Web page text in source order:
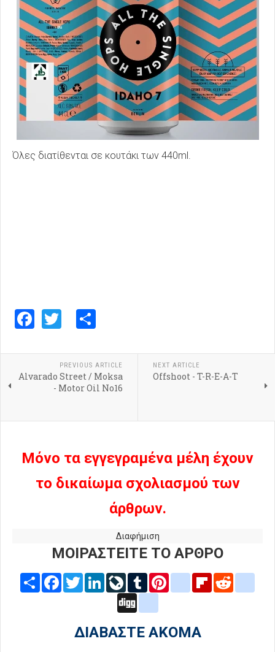
Όλες διατίθενται σε κουτάκι των 440ml.
Facebook
Twitter
PREVIOUS ARTICLE
Alvarado Street / Moksa
- Motor Oil No16
NEXT ARTICLE
Offshoot - T-R-E-A-T
Μόνο τα εγγεγραμένα μέλη έχουν
το δικαίωμα σχολιασμού των
άρθρων.
Διαφήμιση
ΜΟΙΡΑΣΤΕΙΤΕ ΤΟ ΑΡΘΡΟ
Share FacebookTwitterLinkedInLiveJournal
Tumblr Pinterestblogger_post
Flipboard
ΔΙΑΒΑΣΤΕ ΑΚΟΜΑ